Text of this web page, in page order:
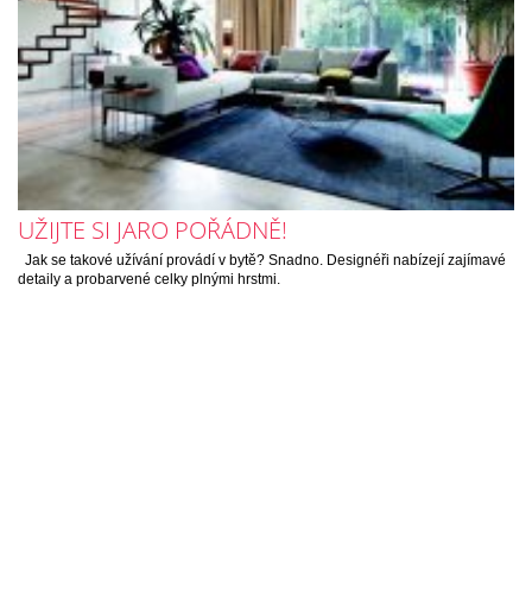
UŽIJTE SI JARO POŘÁDNĚ!
Jak se takové užívání provádí v bytě? Snadno. Designéři nabízejí zajímavé
detaily a probarvené celky plnými hrstmi.